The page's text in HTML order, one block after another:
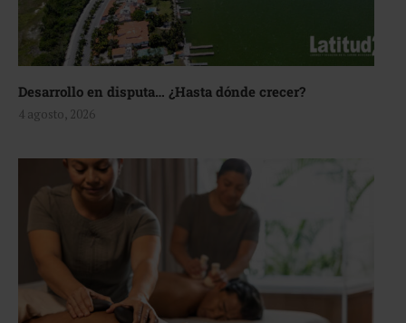
Desarrollo en disputa… ¿Hasta dónde crecer?
4 agosto, 2026